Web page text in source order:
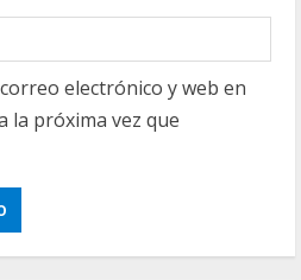
electrónico y web en
la próxima vez que